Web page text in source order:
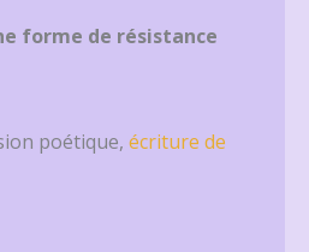
forme de résistance
poétique, écriture de